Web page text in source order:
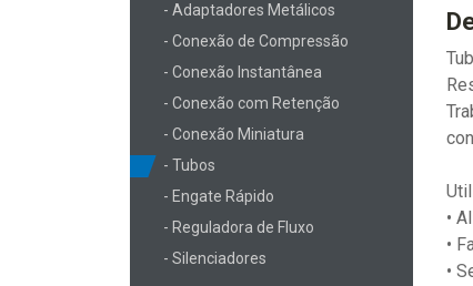
- Adaptadores Metálicos
- Conexão de Compressão
- Conexão Instantânea
- Conexão com Retenção
- Conexão Miniatura
- Tubos
- Engate Rápido
- Reguladora de Fluxo
- Silenciadores
•
•
•